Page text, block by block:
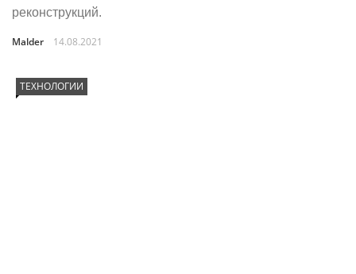
реконструкций.
Malder 14.08.2021
ТЕХНОЛОГИИ